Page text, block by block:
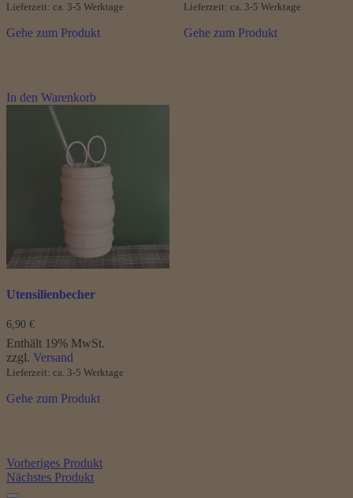
Lieferzeit: ca. 3-5 Werktage
Gehe zum Produkt
Lieferzeit: ca. 3-5 Werktage
Gehe zum Produkt
In den Warenkorb
Utensilienbecher
6,90 €
Enthält 19% MwSt.
zzgl. Versand
Lieferzeit: ca. 3-5 Werktage
Gehe zum Produkt
Vorheriges Produkt
Nächstes Produkt